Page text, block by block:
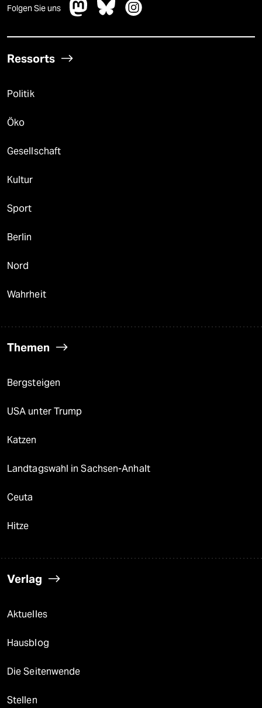
Folgen Sie uns
Ressorts
Politik
Öko
Gesellschaft
Kultur
Sport
Berlin
Nord
Wahrheit
Themen
Bergsteigen
USA unter Trump
Katzen
Landtagswahl in Sachsen-Anhalt
Ceuta
Hitze
Verlag
Aktuelles
Hausblog
Die Seitenwende
Stellen